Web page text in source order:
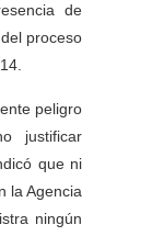
de
proceso
peligro
justificar
que ni
la Agencia
ningún